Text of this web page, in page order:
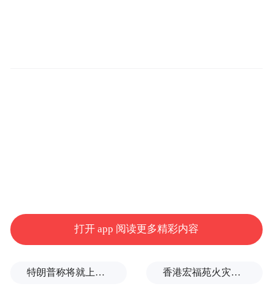
打开 app 阅读更多精彩内容
特朗普称将就上诉法院涉白宫宴会厅项目裁决提起上诉 香港宏福苑火灾跨部门调查最终报告：大火或由烟头引起